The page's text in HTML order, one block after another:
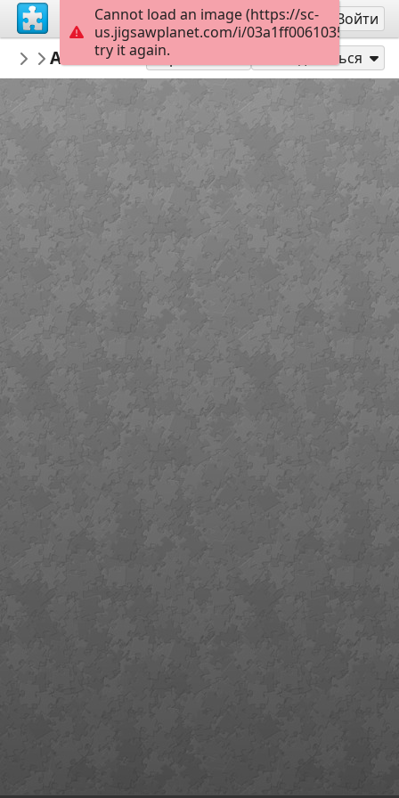
Регистрация Войти
aspaioannidou
"ΜΕΝΟΥΜΕ ΣΠΙΤΙ...ΜΑΖΙ!!!"
ΑΓΓΕΛΟΣ 12Играть как Поделиться
Cannot load an image (https://sc-
us.jigsawplanet.com/i/
try it again.